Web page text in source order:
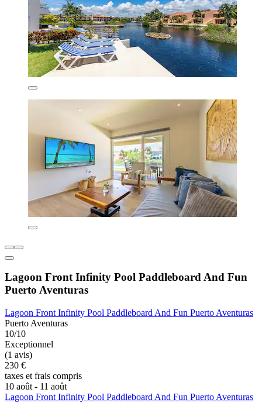
Lagoon Front Infinity Pool Paddleboard And Fun
Puerto Aventuras
Lagoon Front Infinity Pool Paddleboard And Fun Puerto Aventuras
Puerto Aventuras
10/10
Exceptionnel
(1 avis)
230 €
taxes et frais compris
10 août - 11 août
Lagoon Front Infinity Pool Paddleboard And Fun Puerto Aventuras